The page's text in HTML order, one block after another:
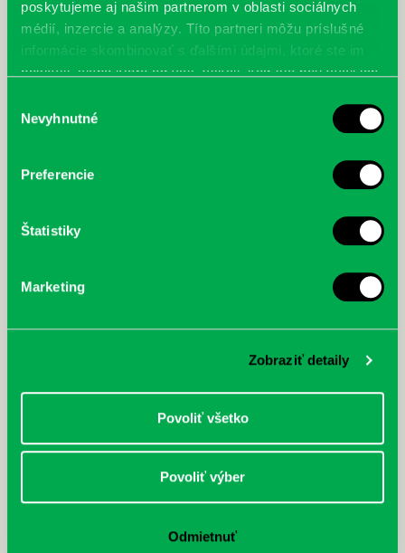
poskytujeme aj našim partnerom v oblasti sociálnych
médií, inzercie a analýzy. Títo partneri môžu príslušné
informácie skombinovať s ďalšími údajmi, ktoré ste im
poskytli, alebo ktoré od vás získali, keď ste používali ich
súhlasu
Nevyhnutné
Preferencie
Štatistiky
Marketing
Zobraziť detaily
Povoliť všetko
Povoliť výber
Odmietnuť
McGrath, Andy: Tadej Pogačar:
nezastaviteľný
Sprievodca po hviezdnej oblohe
kompletný sprievodca
japonskou kuchyňou a etiketou